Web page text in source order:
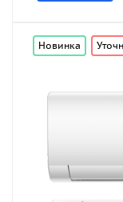
Новинка